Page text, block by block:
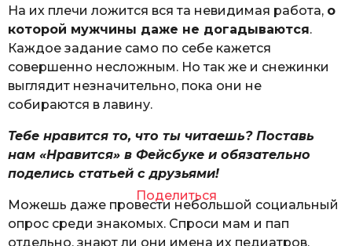
На их плечи ложится вся та невидимая работа, о
которой мужчины даже не догадываются.
Каждое задание само по себе кажется
совершенно несложным. Но так же и снежинки
выглядит незначительно, пока они не
собираются в лавину.
Тебе нравится то, что ты читаешь? Поставь
нам «Нравится» в Фейсбуке и обязательно
поделись статьей с друзьями!
Поделиться
Можешь даже провести небольшой социальный
опрос среди знакомых. Спроси мам и пап
отдельно, знают ли они имена их педиатров,